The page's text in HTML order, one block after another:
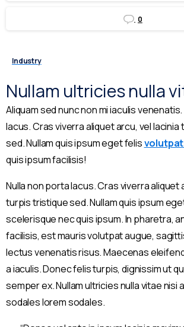
0
Industry
Nullam ultricies nulla
Aliquam sed nunc non mi iaculis
lacus. Cras viverra aliquet arcu, vel
sed. Nullam quis ipsum eget felis
quis ipsum facilisis!
Nulla non porta lacus. Cras viverra aliquet
turpis tristique sed. Nullam quis ipsum
scelerisque nec quis ipsum. In pharetra,
facilisis, est mauris volutpat augue,
lectus venenatis risus. Maecenas
a iaculis. Donec felis turpis, dignissim ut
semper ex. Nullam ultricies nulla vitae nisi
sodales lorem sodales.